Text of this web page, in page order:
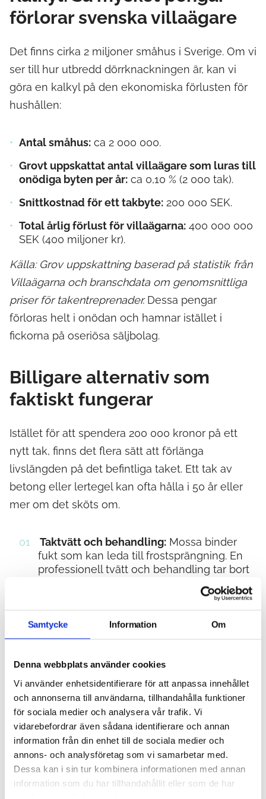
Samtycke Information Om
Denna webbplats använder cookies
Vi använder enhetsidentifierare för att anpassa innehållet
och annonserna till användarna, tillhandahålla funktioner
för sociala medier och analysera vår trafik. Vi
vidarebefordrar även sådana identifierare och annan
information från din enhet till de sociala medier och
annons- och analysföretag som vi samarbetar med.
Dessa kan i sin tur kombinera informationen med annan
information som du har tillhandahållit eller som de har
förlorar svenska villaägare
Det finns cirka 2 miljoner småhus i Sverige. Om vi
ser till hur utbredd dörrknackningen är, kan vi
göra en kalkyl på den ekonomiska förlusten för
hushållen:
Antal småhus: ca 2 000 000.
Grovt uppskattat antal villaägare som luras till
onödiga byten per år: ca 0,10 % (2 000 tak).
Snittkostnad för ett takbyte: 200 000 SEK.
Total årlig förlust för villaägarna: 400 000 000
SEK (400 miljoner kr).
Källa: Grov uppskattning baserad på statistik från
Villaägarna och branschdata om genomsnittliga
priser för takentreprenader.Dessa pengar
förloras helt i onödan och hamnar istället i
fickorna på oseriösa säljbolag.
Billigare alternativ som
faktiskt fungerar
Istället för att spendera 200 000 kronor på ett
nytt tak, finns det flera sätt att förlänga
livslängden på det befintliga taket. Ett tak av
betong eller lertegel kan ofta hålla i 50 år eller
mer om det sköts om.
Taktvätt och behandling: Mossa binder
fukt som kan leda till frostsprängning. En
professionell tvätt och behandling tar bort
problemet för en bråkdel av priset för ett
att få en ny skyddande yta som
livslängden och ser som nya ut.
Mindre reparationer:Att byta ut enstaka
trasiga pannor och se över plåten runt
skorstenen hjälper ofta för att hålla taket
tätt i många år till.
Eget underhåll: Genom att själv hålla
taket rent från löv och mossa sparar du
stora summor över tid.